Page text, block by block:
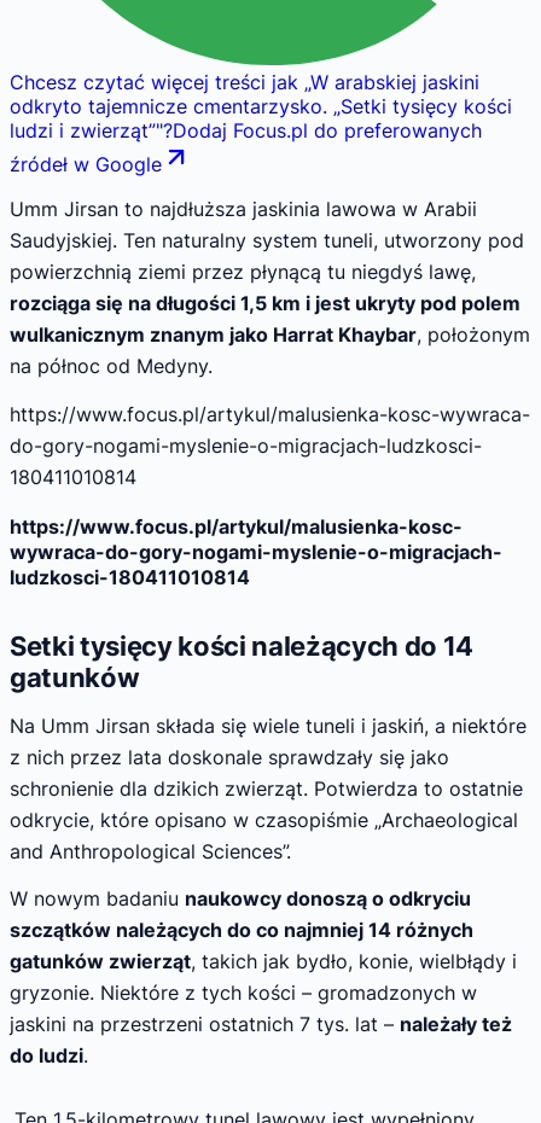
Chcesz czytać więcej treści jak „W arabskiej jaskini
odkryto tajemnicze cmentarzysko. „Setki tysięcy kości
ludzi i zwierząt”"?Dodaj Focus.pl do preferowanych
źródeł w Google
Umm Jirsan to najdłuższa jaskinia lawowa w Arabii
Saudyjskiej. Ten naturalny system tuneli, utworzony pod
powierzchnią ziemi przez płynącą tu niegdyś lawę,
rozciąga się na długości 1,5 km i jest ukryty pod polem
wulkanicznym znanym jako Harrat Khaybar, położonym
na północ od Medyny.
https://www.focus.pl/artykul/malusienka-kosc-wywraca-
do-gory-nogami-myslenie-o-migracjach-ludzkosci-
180411010814
https://www.focus.pl/artykul/malusienka-kosc-
wywraca-do-gory-nogami-myslenie-o-migracjach-
ludzkosci-180411010814
Setki tysięcy kości należących do 14
gatunków
Na Umm Jirsan składa się wiele tuneli i jaskiń, a niektóre
z nich przez lata doskonale sprawdzały się jako
schronienie dla dzikich zwierząt. Potwierdza to ostatnie
odkrycie, które opisano w czasopiśmie „Archaeological
and Anthropological Sciences”.
W nowym badaniu naukowcy donoszą o odkryciu
szczątków należących do co najmniej 14 różnych
gatunków zwierząt, takich jak bydło, konie, wielbłądy i
gryzonie. Niektóre z tych kości – gromadzonych w
jaskini na przestrzeni ostatnich 7 tys. lat – należały też
do ludzi.